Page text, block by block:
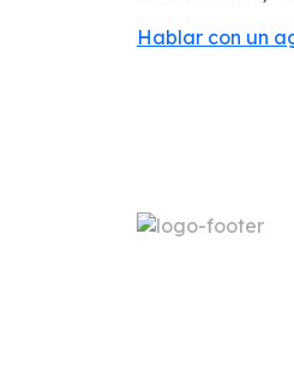
Hablar con un